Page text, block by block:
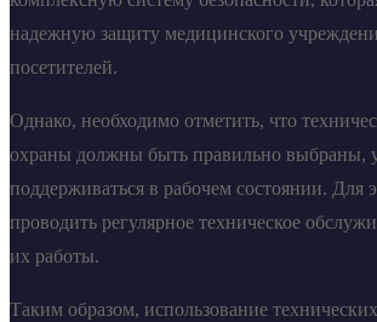
надежную защиту медицинского
посетителей.
Однако, необходимо отметить, что
охраны должны быть правильно выбраны,
поддерживаться в рабочем состоянии. Для
проводить регулярное техническое
их работы.
Таким образом, использование